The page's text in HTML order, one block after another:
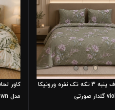
کاور لحاف پنبه 3 تکه تک نفره ورونیکا
مدل fiji brown سفید کرم